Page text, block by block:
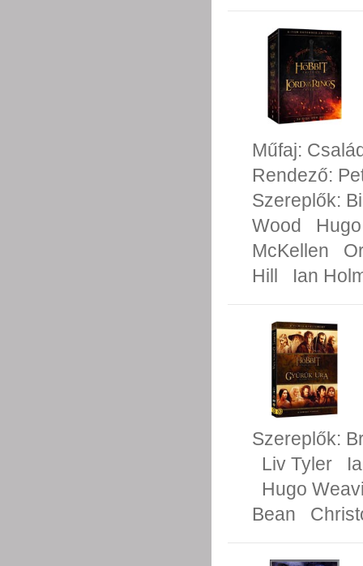
Műfaj:
Rendező:
Szereplők:
Wood
McKellen
Hill
Ian
Szereplők:
Liv Tyler
Hugo
Bean